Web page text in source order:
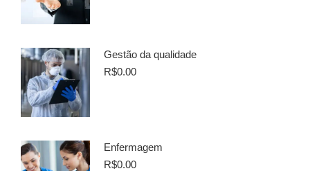
Gestão da qualidade
R$0.00
Enfermagem
R$0.00